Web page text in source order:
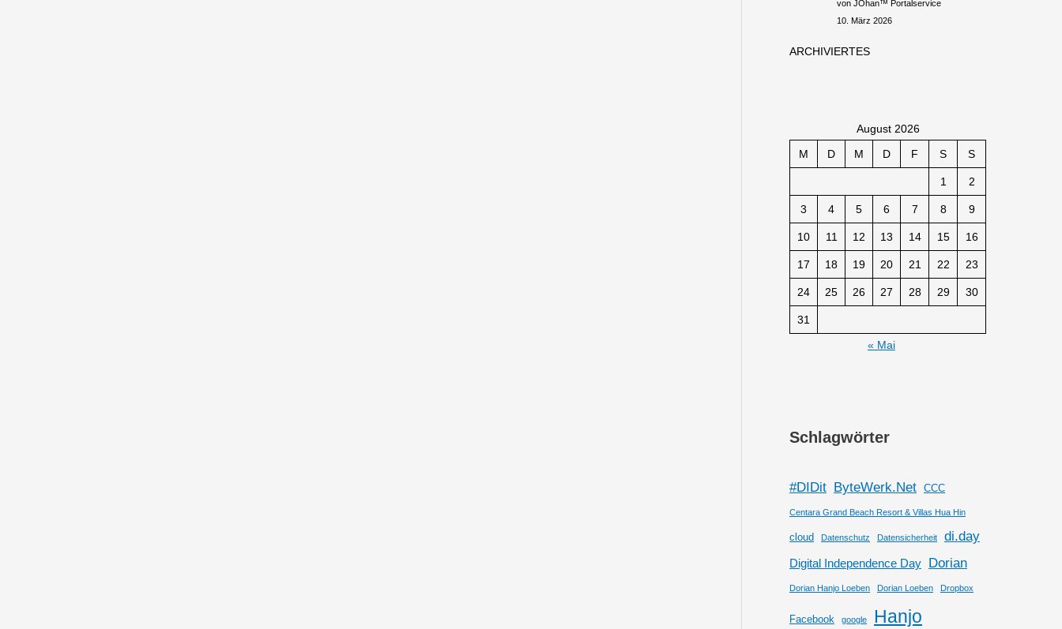
von JOhan™ Portalservice
10. März 2026
ARCHIVIERTES
August 2026
M
D M D F S S
1 2
3 4 5 6 7 8 9
10 11 12 13 14 15 16
17 18 19 20 21 22 23
24 25 26 27 28 29 30
31
« Mai
Schlagwörter
#DIDit ByteWerk.Net CCC
Centara Grand Beach Resort & Villas Hua Hin
cloud Datenschutz Datensicherheit di.day
Digital Independence Day Dorian
Dorian Hanjo Loeben Dorian Loeben Dropbox
Facebook google Hanjo